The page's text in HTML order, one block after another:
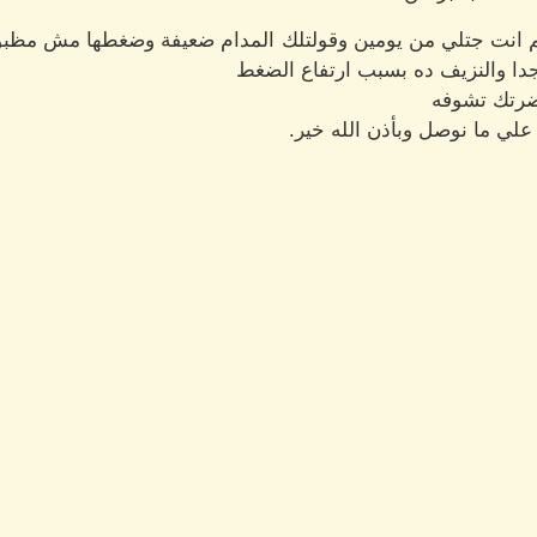
انت جتلي من يومين وقولتلك المدام ضعيفة وضغطها مش
والنزيف ده بسبب ارتفاع الضغط
تشوفه
علي ما نوصل وبأذن الله خير.